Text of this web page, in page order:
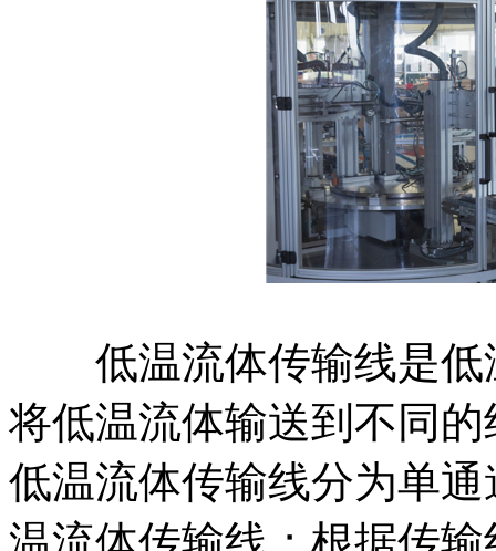
低温流体传输线是低
将低温流体输送到不同
低温流体传输线分为单
温流体传输线；根据传